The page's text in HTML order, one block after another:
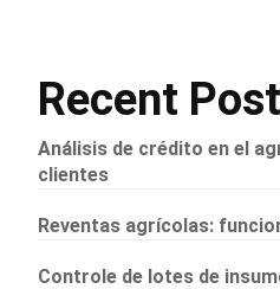
Recent
Análisis de crédito en el
clientes
Reventas agrícolas:
Controle de lotes de